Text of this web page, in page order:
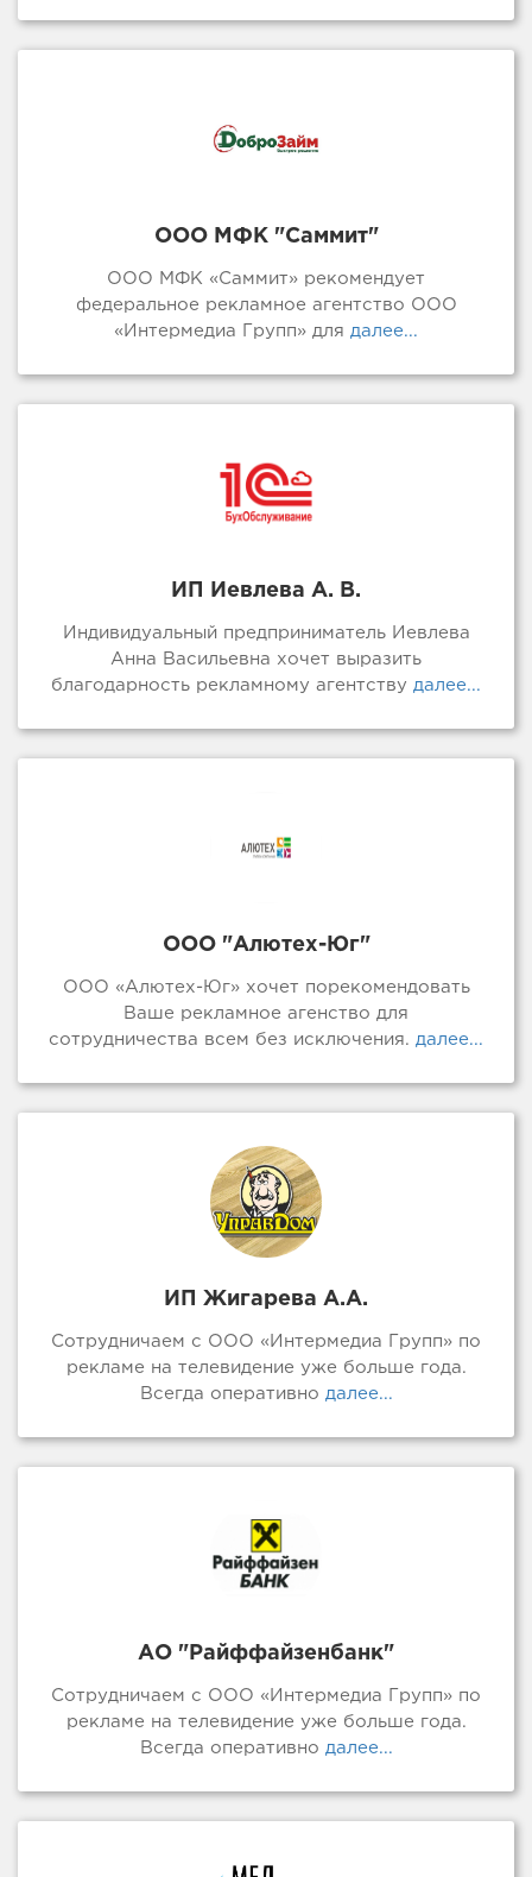
ООО МФК "Саммит"
ООО МФК «Саммит» рекомендует
федеральное рекламное агентство ООО
«Интермедиа Групп» для далее...
ИП Иевлева А. В.
Индивидуальный предприниматель Иевлева
Анна Васильевна хочет выразить
благодарность рекламному агентству далее...
ООО "Алютех-Юг"
ООО «Алютех-Юг» хочет порекомендовать
Ваше рекламное агенство для
сотрудничества всем без исключения. далее...
ИП Жигарева А.А.
Сотрудничаем с ООО «Интермедиа Групп» по
рекламе на телевидение уже больше года.
Всегда оперативно далее...
АО "Райффайзенбанк"
Сотрудничаем с ООО «Интермедиа Групп» по
рекламе на телевидение уже больше года.
Всегда оперативно далее...